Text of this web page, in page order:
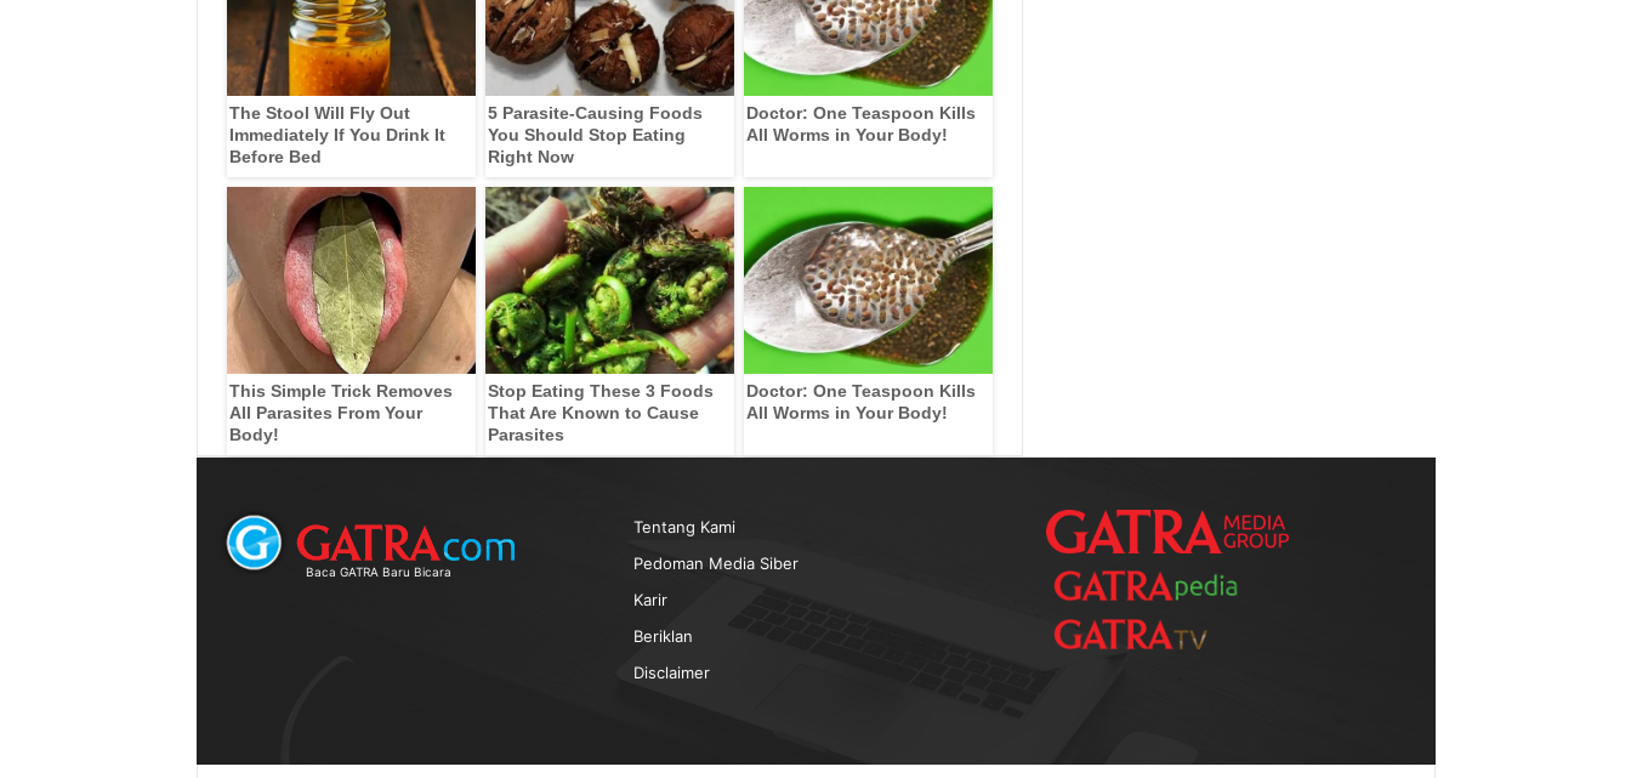
The Stool Will Fly Out
Immediately If You Drink It
Before Bed
5 Parasite-Causing Foods
You Should Stop Eating
Right Now
Doctor: One Teaspoon Kills
All Worms in Your Body!
This Simple Trick Removes
All Parasites From Your
Body!
Stop Eating These 3 Foods
That Are Known to Cause
Parasites
Doctor: One Teaspoon Kills
All Worms in Your Body!
Baca GATRA Baru Bicara
Tentang Kami
Pedoman Media Siber
Karir
Beriklan
Disclaimer